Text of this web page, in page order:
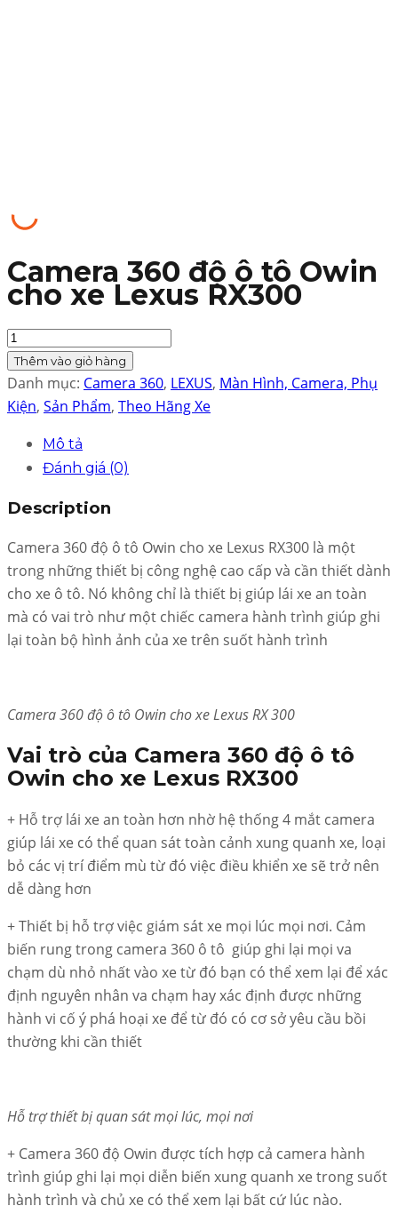
Camera 360 độ ô tô Owin
cho xe Lexus RX300
Quantity
Thêm vào giỏ hàng
Danh mục: Camera 360, LEXUS, Màn Hình, Camera, Phụ
Kiện, Sản Phẩm, Theo Hãng Xe
Mô tả
Đánh giá (0)
Description
Camera 360 độ ô tô Owin cho xe Lexus RX300 là một
trong những thiết bị công nghệ cao cấp và cần thiết dành
cho xe ô tô. Nó không chỉ là thiết bị giúp lái xe an toàn
mà có vai trò như một chiếc camera hành trình giúp ghi
lại toàn bộ hình ảnh của xe trên suốt hành trình
Camera 360 độ ô tô Owin cho xe Lexus RX 300
Vai trò của Camera 360 độ ô tô
Owin cho xe Lexus RX300
+ Hỗ trợ lái xe an toàn hơn nhờ hệ thống 4 mắt camera
giúp lái xe có thể quan sát toàn cảnh xung quanh xe, loại
bỏ các vị trí điểm mù từ đó việc điều khiển xe sẽ trở nên
dễ dàng hơn
+ Thiết bị hỗ trợ việc giám sát xe mọi lúc mọi nơi. Cảm
biến rung trong camera 360 ô tô giúp ghi lại mọi va
chạm dù nhỏ nhất vào xe từ đó bạn có thể xem lại để xác
định nguyên nhân va chạm hay xác định được những
hành vi cố ý phá hoại xe để từ đó có cơ sở yêu cầu bồi
thường khi cần thiết
Hỗ trợ thiết bị quan sát mọi lúc, mọi nơi
+ Camera 360 độ Owin được tích hợp cả camera hành
trình giúp ghi lại mọi diễn biến xung quanh xe trong suốt
hành trình và chủ xe có thể xem lại bất cứ lúc nào.